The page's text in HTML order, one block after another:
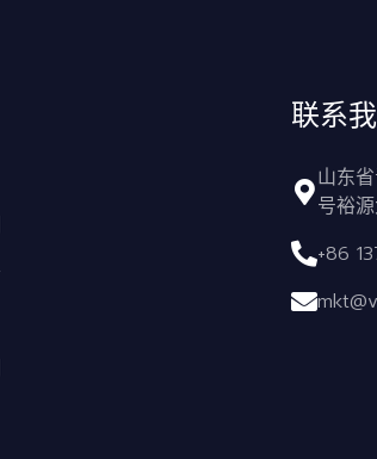
联系
山东
号裕
+86